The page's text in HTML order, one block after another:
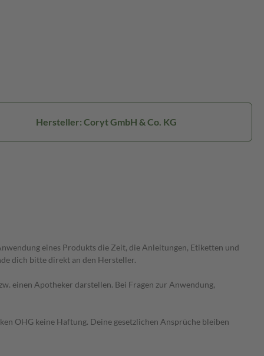
Hersteller: Coryt GmbH & Co. KG
eines Produkts die Zeit, die Anleitungen, Etiketten und
dich bitte direkt an den Hersteller.
einen Apotheker darstellen. Bei Fragen zur Anwendung,
OHG keine Haftung. Deine gesetzlichen Ansprüche bleiben